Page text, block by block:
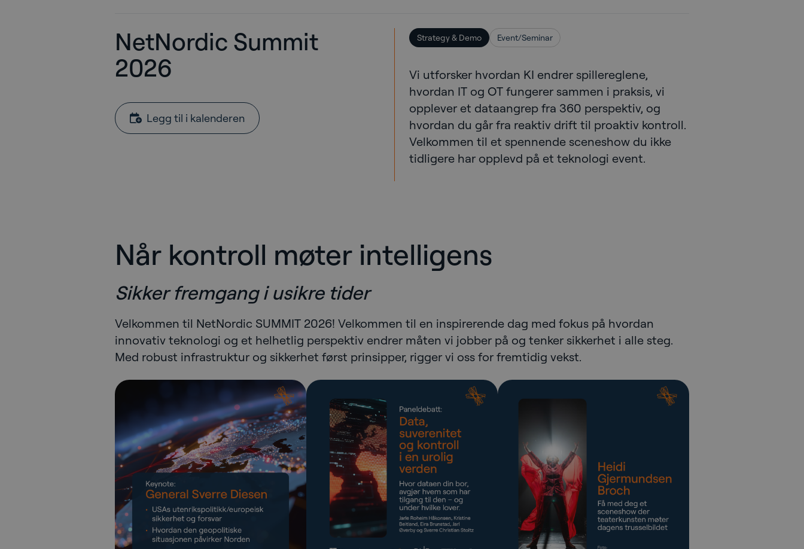
NetNordic Summit
2026
Legg til i kalenderen
Strategy & Demo Event/Seminar
Vi utforsker hvordan KI endrer spillereglene,
hvordan IT og OT fungerer sammen i praksis, vi
opplever et dataangrep fra 360 perspektiv, og
hvordan du går fra reaktiv drift til proaktiv kontroll.
Velkommen til et spennende sceneshow du ikke
tidligere har opplevd på et teknologi event.
Når kontroll møter intelligens
Sikker fremgang i usikre tider
Velkommen til NetNordic SUMMIT 2026! Velkommen til en inspirerende dag med fokus på hvordan
innovativ teknologi og et helhetlig perspektiv endrer måten vi jobber på og tenker sikkerhet i alle steg.
Med robust infrastruktur og sikkerhet først prinsipper, rigger vi oss for fremtidig vekst.